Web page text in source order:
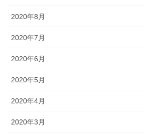
2020年8月
2020年7月
2020年6月
2020年5月
2020年4月
2020年3月